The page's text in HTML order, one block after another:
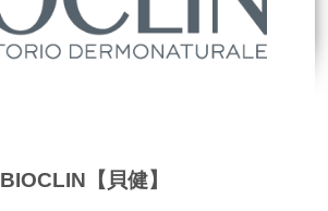
BIOCLIN【貝健】